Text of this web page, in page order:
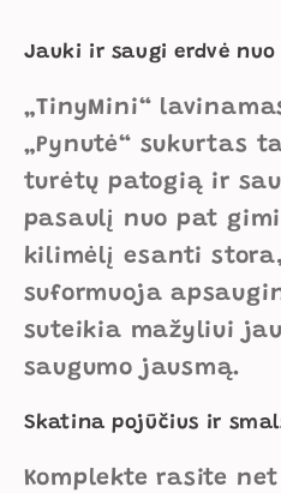
Jauki ir saugi erdvė
„TinyMini“
„Pynutė“ sukurtas
turėtų patogią ir
pasaulį nuo pat
kilimėlį esanti
suformuoja
suteikia mažyliui
saugumo jausmą.
Skatina pojūčius ir
Komplekte rasite